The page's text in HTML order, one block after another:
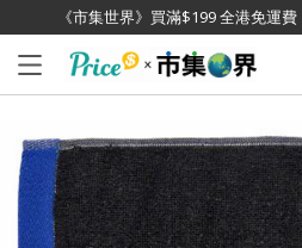
《市集世界》買滿$199 全港免運
已加入購物車